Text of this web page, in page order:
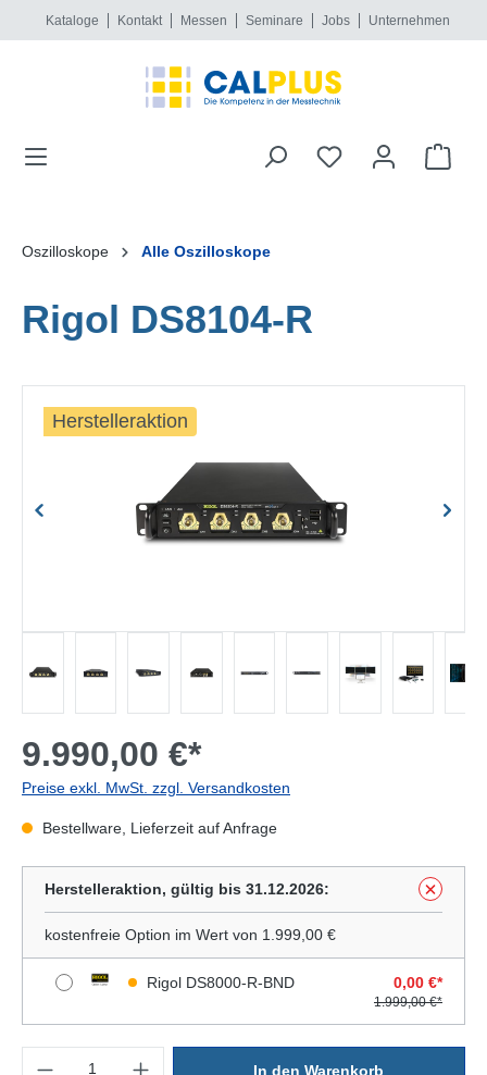
springen
Kataloge Kontakt Messen Seminare Jobs Unternehmen
Oszilloskope Alle Oszilloskope
Rigol DS8104-R
Herstelleraktion
9.990,00 €*
Preise exkl. MwSt. zzgl. Versandkosten
Bestellware, Lieferzeit auf Anfrage
Herstelleraktion, gültig bis 31.12.2026:
kostenfreie Option im Wert von 1.999,00 €
Rigol DS8000-R-BND 0,00 €*
1.999,00 €*
In den Warenkorb